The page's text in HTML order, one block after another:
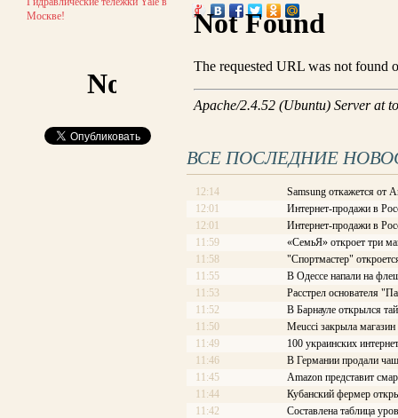
Москве!
ВСЕ ПОСЛЕДНИЕ
12:14
Samsung откажется от
12:01
Интернет-продажи в
12:01
Интернет-продажи в
11:59
«СемьЯ» откроет три
11:58
"Спортмастер"
11:55
В Одессе напали на
11:53
Расстрел основателя
11:52
В Барнауле открылся
11:50
Meucci закрыла
11:49
100 украинских
11:46
В Германии продали
11:45
Amazon представит
11:44
Кубанский фермер
11:42
Составлена таблица